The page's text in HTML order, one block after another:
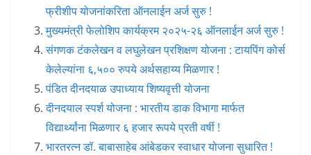
फ्रीशीप योजनांकरिता ऑनलाईन अर्ज सुरु !
मुख्यमंत्री फेलोशिप कार्यक्रम २०२५-२६ ऑनलाईन अर्ज सुरु !
संगणक टंकलेखन व लघुलेखन प्रशिक्षण योजना : टायपिंग कोर्स
केलेल्यांना ६,५०० रुपये अर्थसहाय्य मिळणार !
पंडित दीनदयाळ उपाध्याय शिष्यवृत्ती योजना
दीनदयाल स्पर्श योजना : भारतीय डाक विभागा मार्फत
विद्यार्थ्यांना मिळणार ६ हजार रूपये प्रती वर्षी !
भारतरत्न डॉ. बाबासाहेब आंबेडकर स्वाधार योजना सुधारित !